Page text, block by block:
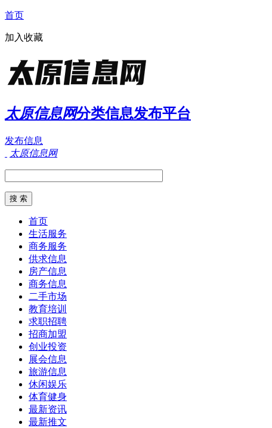
首页
加入收藏
太原信息网分类信息发布平台
发布信息
太原信息网
首页
生活服务
商务服务
供求信息
房产信息
商务信息
二手市场
教育培训
求职招聘
招商加盟
创业投资
展会信息
旅游信息
休闲娱乐
体育健身
最新资讯
最新推文